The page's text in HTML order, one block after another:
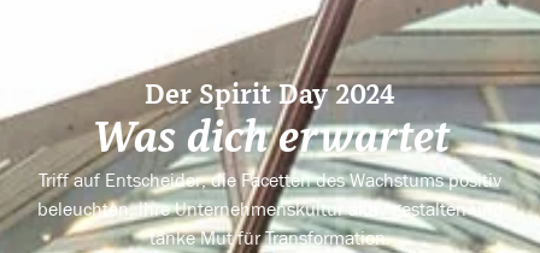
Der Spirit Day 2024
Was dich erwartet
Triff auf Entscheider, die Facetten des Wachstums positiv
beleuchten, ihre Unternehmenskultur aktiv gestalten und
tanke Mut für Transformation.